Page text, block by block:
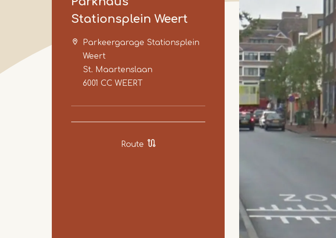
Stationsplein Weert
Parkeergarage Stationsplein
Weert
St. Maartenslaan
6001 CC WEERT
Route